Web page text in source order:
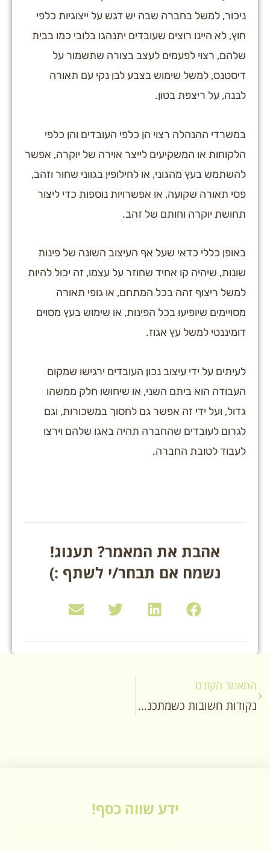
ניכור, למשל בחברה שבה יש דגש על ייצוגיות כלפי
חוץ, לא היינו רוצים שעובדים יתנהגו בלובי כמו בבית
שלהם, רצוי לפעמים לעצב בצורה שתשמור על
דיסטנס, למשל שימוש בצבע לבן נקי עם תאורה
לבנה, על ריצפת בטון.
במשרדי ההנהלה רצוי הן כלפי העובדים והן כלפי
הלקוחות או המשקיעים לייצר אוירה של יוקרה, אפשר
להשתמש בעץ מהגוני, או לחילופין בגווני שחור וזהב,
פסי תאורה שקועה, או אפשרויות נוספות כדי ליצור
תחושת יוקרה וחותם של זהב.
באופן כללי כדאי שעל אף העיצוב השונה של פינות
שונות, שיהיה קו אחיד שחוזר על עצמו, זה יכול להיות
למשל ריצוף זהה בכל המתחם, או גופי תאורה
מסויימים שיופיעו בכל הפינות, או שימוש בעץ מסוים
דומיננטי למשל עץ אגוז.
לעיתים על ידי עיצוב נכון העובדים ירגישו שמקום
העבודה הוא ביתם השני, או שיחושו חלק ממשהו
גדול, ועל ידי זה אפשר גם לחסוך במשכורות, וגם
לגרום לעובדים שהחברה תהיה באגו שלהם וירצו
לעבוד לטובת החברה.
אהבת את המאמר? תענוג!
נשמח אם תבחר/י לשתף :)
המאמר הקודם
נקודות חשובות כשמתכננים מטבח למשפחה חרדית
ידע שווה כסף!
הרשמו לקבלת עדכונים מהבלוג בכדי לקבל עדכונים על
מאמרים חדשים